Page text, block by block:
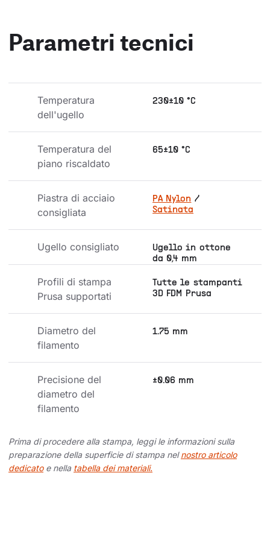
Parametri tecnici
Temperatura
dell'ugello
230±10 °C
Temperatura del
piano riscaldato
65±10 °C
Piastra di acciaio
consigliata
PA Nylon /
Satinata
Ugello consigliato
Ugello in ottone
da 0,4 mm
Profili di stampa
Prusa supportati
Tutte le stampanti
3D FDM Prusa
Diametro del
filamento
1.75 mm
Precisione del
diametro del
filamento
±0.06 mm
Prima di procedere alla stampa, leggi le informazioni sulla
preparazione della superficie di stampa nelnostro articolo
dedicatoe nella tabella dei materiali.